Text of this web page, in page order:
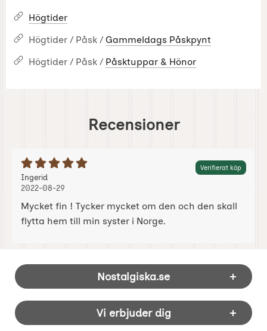
Högtider
Högtider / Påsk / Gammeldags Påskpynt
Högtider / Påsk / Påsktuppar & Hönor
Recensioner
Betyg: 5 Stjärnor av 5 Verifierat köp
Recension av:
Ingerid, 2022-08-29
, 2022-08-29
2022-08-29
Mycket fin ! Tycker mycket om den och den skall
flytta hem till min syster i Norge.
Sidfot Blandad info och länkar
Nostalgiska.se
Vi erbjuder dig